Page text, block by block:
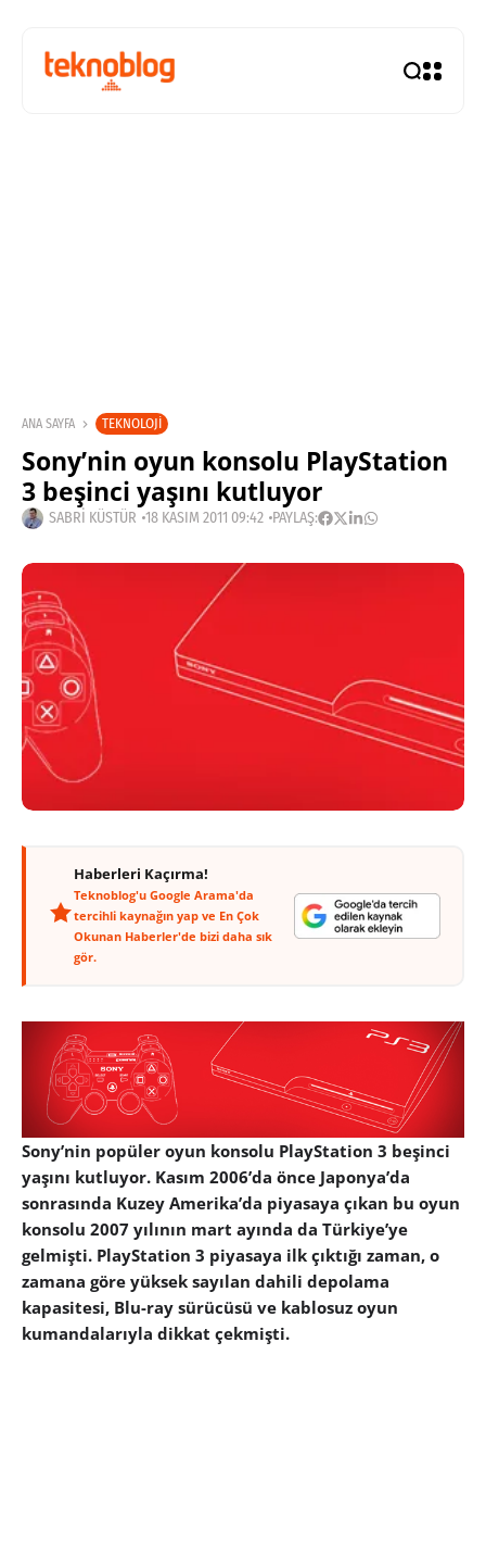
ANA SAYFA TEKNOLOJI
Sony’nin oyun konsolu PlayStation
3 beşinci yaşını kutluyor
SABRI KÜSTÜR 18 KASIM 2011 09:42 PAYLAŞ:
Haberleri Kaçırma!
Teknoblog'u Google Arama'da
tercihli kaynağın yap ve En Çok
Okunan Haberler'de bizi daha sık
gör.
Sony’nin popüler oyun konsolu PlayStation 3 beşinci
yaşını kutluyor. Kasım 2006’da önce Japonya’da
sonrasında Kuzey Amerika’da piyasaya çıkan bu oyun
konsolu 2007 yılının mart ayında da Türkiye’ye
gelmişti. PlayStation 3 piyasaya ilk çıktığı zaman, o
zamana göre yüksek sayılan dahili depolama
kapasitesi, Blu-ray sürücüsü ve kablosuz oyun
kumandalarıyla dikkat çekmişti.